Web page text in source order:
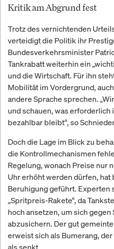
Kritik am Abgrund fest
Trotz des vernichtenden
verteidigt die Politik ihr
Bundesverkehrsminister
Tankrabatt weiterhin ein
und die Wirtschaft. Für ihn
Mobilität im Vordergrund,
andere Sprache sprechen.
und schauen, was erforderlich
bezahlbar bleibt“, so
Doch die Lage im Blick zu
die Kontrollmechanismen
Regelung, wonach Preise nur
Uhr erhöht werden dürfen,
Beruhigung geführt.
„Spritpreis-Rakete“, da
hoch ansetzen, um sich
abzusichern. Der gut
erweist sich als Bumerang,